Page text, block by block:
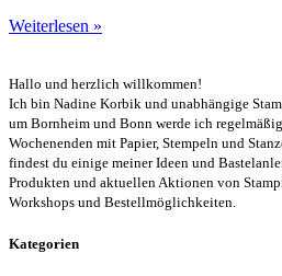
Weiterlesen »
Hallo und herzlich willkommen!
Ich bin Nadine Korbik und unabhängige
um Bornheim und Bonn werde ich
Wochenenden mit Papier, Stempeln und
findest du einige meiner Ideen und
Produkten und aktuellen Aktionen von
Workshops und Bestellmöglichkeiten.
Kategorien